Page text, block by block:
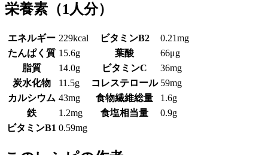
栄養素 （1人分）
エネルギー 229kcal ビタミンB2
0.21mg
たんぱく質 15.6g 葉酸
66μg
脂質
14.0g ビタミンC
36mg
炭水化物
11.5g コレステロール 59mg
カルシウム 43mg 食物繊維総量
1.6g
鉄
1.2mg 食塩相当量
0.9g
ビタミンB1 0.59mg